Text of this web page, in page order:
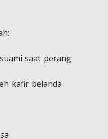
saat perang
kafir belanda